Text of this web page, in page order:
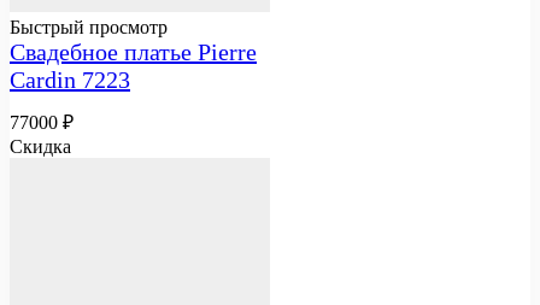
Быстрый просмотр
Свадебное платье Pierre
Cardin 7223
77000 ₽
Скидка